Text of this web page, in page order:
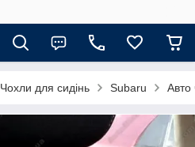
Чохли для сидінь Subaru Авто